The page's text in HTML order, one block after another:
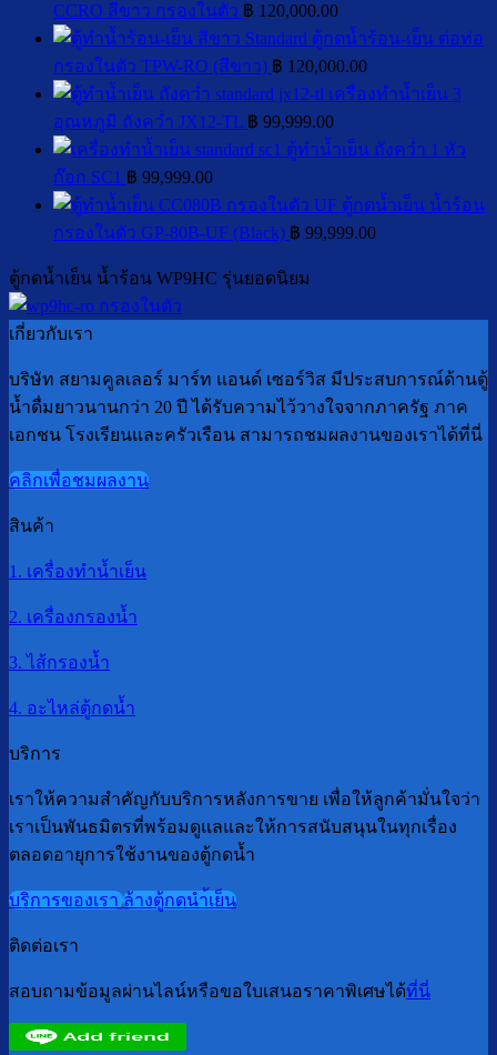
วิธี
แล้ว
ถึง
มี
สี
เหลือง?
วิธี
แก้
CCRO สีขาว กรองในตัว ฿ 120,000.00
ตู้กดน้ำร้อน-เย็น ต่อท่อ
กรองในตัว TPW-RO (สีขาว) ฿ 120,000.00
เครื่องทำน้ำเย็น 3
อุณหภูมิ ถังคว่ำ JX12-TL ฿ 99,999.00
ตู้ทำน้ำเย็น ถังคว่ำ 1 หัว
ก๊อก SC1 ฿ 99,999.00
ตู้กดน้ำเย็น น้ำร้อน
กรองในตัว GP-80B-UF (Black) ฿ 99,999.00
ตู้กดน้ำเย็น น้ำร้อน WP9HC รุ่นยอดนิยม
เกี่ยวกับเรา
บริษัท สยามคูลเลอร์ มาร์ท แอนด์ เซอร์วิส มีประสบการณ์ด้านตู้
น้ำดื่มยาวนานกว่า 20 ปี ได้รับความไว้วางใจจากภาครัฐ ภาค
เอกชน โรงเรียนและครัวเรือน สามารถชมผลงานของเราได้ที่นี่
คลิกเพื่อชมผลงาน
สินค้า
1. เครื่องทำน้ำเย็น
2. เครื่องกรองน้ำ
3. ไส้กรองน้ำ
4. อะไหล่ตู้กดน้ำ
บริการ
เราให้ความสำคัญกับบริการหลังการขาย เพื่อให้ลูกค้ามั่นใจว่า
เราเป็นพันธมิตรที่พร้อมดูแลและให้การสนับสนุนในทุกเรื่อง
ตลอดอายุการใช้งานของตู้กดน้ำ
บริการของเราล้างตู้กดนำ้เย็น
ติดต่อเรา
สอบถามข้อมูลผ่านไลน์หรือขอใบเสนอราคาพิเศษได้ที่นี่